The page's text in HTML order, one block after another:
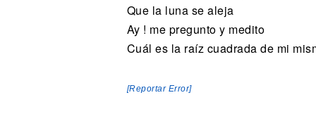
Que la luna se aleja
Ay ! me pregunto y medito
Cuál es la raíz cuadrada de mi
[Reportar Error]